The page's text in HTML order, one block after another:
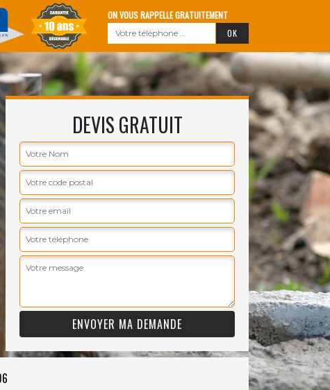
ON VOUS RAPPELLE GRATUITEMENT
DEVIS GRATUIT